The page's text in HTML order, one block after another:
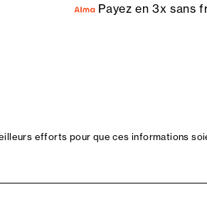
Payez en 3x sans
efforts pour que ces informations